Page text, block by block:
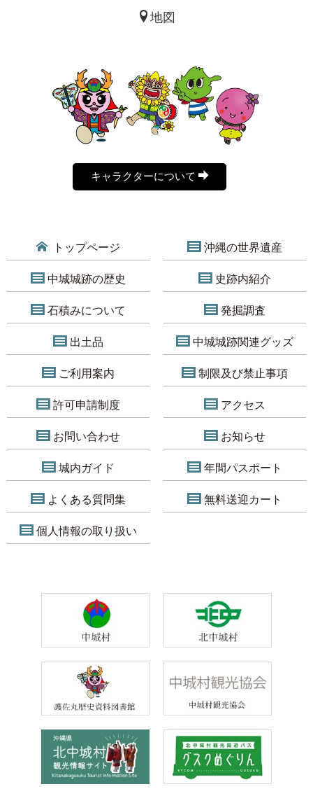
地図
キャラクターについて
トップページ 沖縄の世界遺産
中城城跡の歴史 史跡内紹介
石積みについて 発掘調査
出土品 中城城跡関連グッズ
ご利用案内 制限及び禁止事項
許可申請制度 アクセス
お問い合わせ お知らせ
城内ガイド 年間パスポート
よくある質問集 無料送迎カート
個人情報の取り扱い